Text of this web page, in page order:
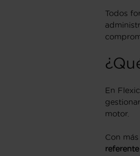
Todos
En
motor.
Con